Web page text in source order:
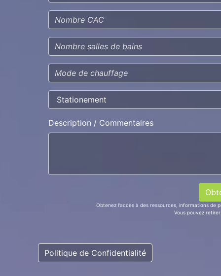
Description / Commentaires
Obtenez l'accès à des ressources, informations de
Vous pouvez
Politique de Confidentialité